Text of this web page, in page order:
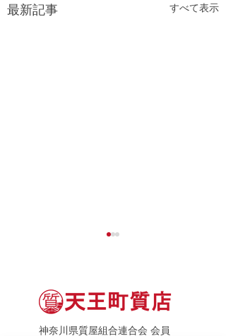
最新記事 すべて表示
神奈川県質屋組合連合会 会員